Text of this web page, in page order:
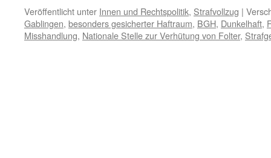
Veröffentlicht unter Innen und Rechtspolitik, Strafvollzug |
Gablingen, besonders gesicherter Haftraum, BGH, Dunkelhaft,
Misshandlung, Nationale Stelle zur Verhütung von Folter,